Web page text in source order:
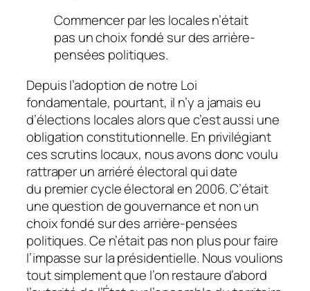
Commencer par les locales n’était
pas un choix fondé sur des arrière-
pensées politiques.
Depuis l’adoption de notre Loi
fondamentale, pourtant, il n’y a jamais eu
d’élections locales alors que c’est aussi une
obligation constitutionnelle. En privilégiant
ces scrutins locaux, nous avons donc voulu
rattraper un arriéré électoral qui date
du premier cycle électoral en 2006. C’était
une question de gouvernance et non un
choix fondé sur des arrière-pensées
politiques. Ce n’était pas non plus pour faire
l’impasse sur la présidentielle. Nous voulions
tout simplement que l’on restaure d’abord